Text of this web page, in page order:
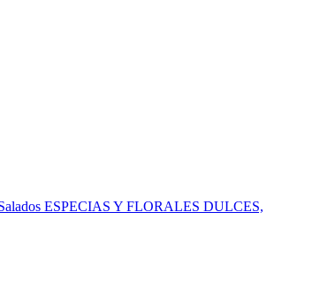
ESPECIAS Y FLORALES DULCES,